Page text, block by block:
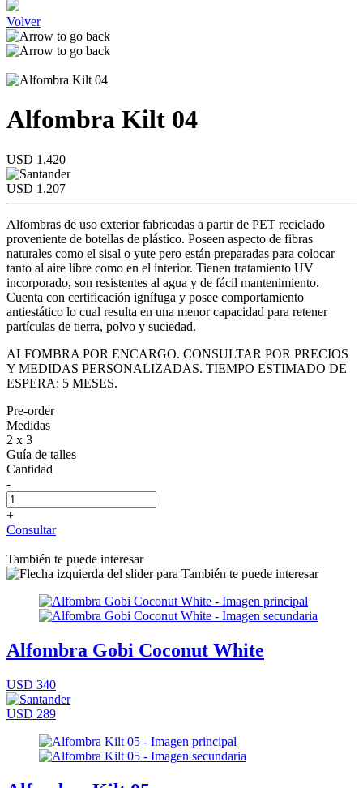
Volver
Alfombra Kilt 04
USD 1.420
USD 1.207
Alfombras de uso exterior fabricadas a partir de PET reciclado
proveniente de botellas de plástico. Poseen aspecto de fibras
naturales como el sisal o yute pero están preparadas para colocar
tanto al aire libre como en el interior. Tienen tratamiento UV
incorporado, son resistentes al agua y de fácil mantenimiento.
Cuenta con certificación ignífuga y posee comportamiento
antiestático lo cual resulta en una menor capacidad para retener
partículas de tierra, polvo y suciedad.
ALFOMBRA POR ENCARGO. CONSULTAR POR PRECIOS
Y MEDIDAS PERSONALIZADAS. TIEMPO ESTIMADO DE
ESPERA: 5 MESES.
Pre-order
Medidas
2 x 3
Guía de talles
Cantidad
-
+
Consultar
También te puede interesar
Alfombra Gobi Coconut White
USD 340
USD 289